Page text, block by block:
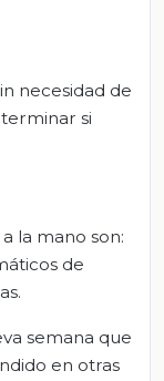
necesidad de
si
la mano son:
de
semana que
en otras